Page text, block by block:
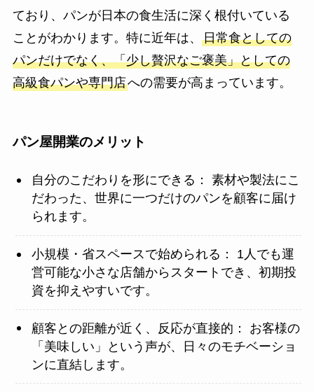
ており、パンが日本の食生活に深く根付いている
ことがわかります。特に近年は、 日常食としての
パンだけでなく、「少し贅沢なご褒美」としての
高級食パンや専門店への需要が高まっています。
パン屋開業のメリット
自分のこだわりを形にできる： 素材や製法にこ
だわった、世界に一つだけのパンを顧客に届け
られます。
小規模・省スペースで始められる： 1人でも運
営可能な小さな店舗からスタートでき、初期投
資を抑えやすいです。
顧客との距離が近く、反応が直接的： お客様の
「美味しい」という声が、日々のモチベーショ
ンに直結します。